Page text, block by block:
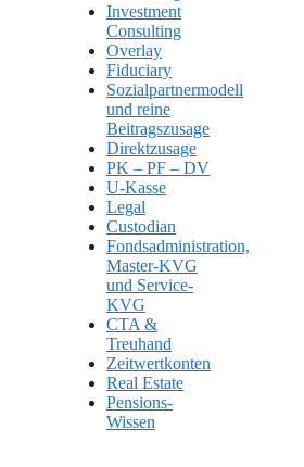
Investment
Consulting
Overlay
Fiduciary
Sozialpartnermodell
und reine
Beitragszusage
Direktzusage
PK – PF – DV
U-Kasse
Legal
Custodian
Fondsadministration,
Master-KVG
und Service-
KVG
CTA &
Treuhand
Zeitwertkonten
Real Estate
Pensions-
Wissen